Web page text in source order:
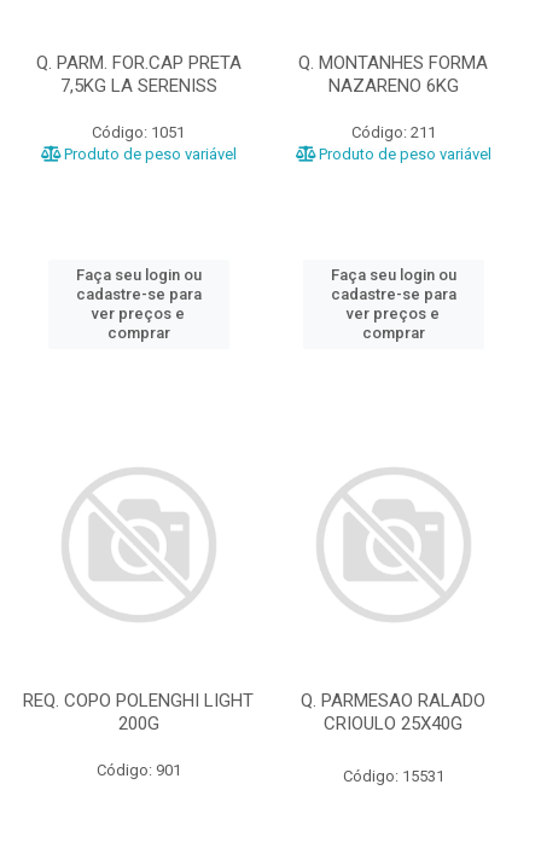
Q. PARM. FOR.CAP PRETA
7,5KG LA SERENISS
Código: 1051
Produto de peso variável
Faça seu login ou
cadastre-se para
ver preços e
comprar
Q. MONTANHES FORMA
NAZARENO 6KG
Código: 211
Produto de peso variável
Faça seu login ou
cadastre-se para
ver preços e
comprar
REQ. COPO POLENGHI LIGHT
200G
Código: 901
Q. PARMESAO RALADO
CRIOULO 25X40G
Código: 15531